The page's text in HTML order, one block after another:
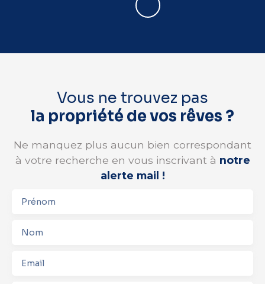
Vous ne trouvez pas
la propriété de vos rêves ?
Ne manquez plus aucun bien correspondant
à votre recherche en vous inscrivant à notre
alerte mail !
Prénom
Nom
Email